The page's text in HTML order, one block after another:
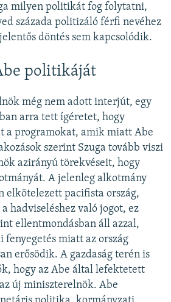
milyen politikát fog folytatni,
százada politizáló férfi nevéhez
döntés sem kapcsolódik.
politikáját
még nem adott interjút, egy
arra tett ígéretet, hogy
a programokat, amik miatt Abe
szerint Szuga tovább viszi
azirányú törekvéseit, hogy
A jelenleg alkotmány
elkötelezett pacifista ország,
hadviseléshez való jogot, ez
ellentmondásban áll azzal,
fenyegetés miatt az ország
erősödik. A gazdaság terén is
hogy az Abe által lefektetett
új miniszterelnök. Abe